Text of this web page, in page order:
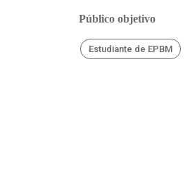
Público objetivo
Estudiante de EPBM